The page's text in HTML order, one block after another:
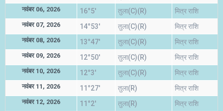
नवंबर 06, 2026 16°5' तुला(C)(R) मित्र राशि
नवंबर 07, 2026 14°53' तुला(C)(R) मित्र राशि
नवंबर 08, 2026 13°47' तुला(C)(R) मित्र राशि
नवंबर 09, 2026 12°50' तुला(C)(R) मित्र राशि
नवंबर 10, 2026 12°3' तुला(C)(R) मित्र राशि
नवंबर 11, 2026 11°27' तुला(R) मित्र राशि
नवंबर 12, 2026 11°2' तुला(R) मित्र राशि